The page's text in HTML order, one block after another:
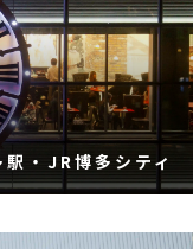
・JR博多シティ